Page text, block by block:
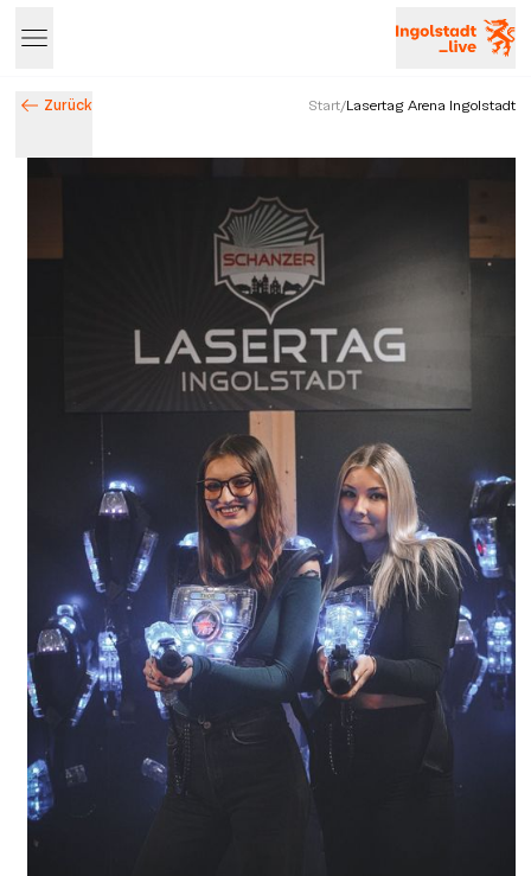
Zurück Start/Lasertag Arena Ingolstadt